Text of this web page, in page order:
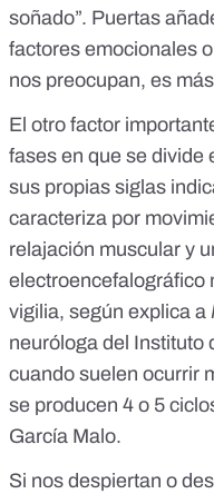
soñado”. Puertas
factores emocionales
nos preocupan, es
El otro factor
fases en que se divide
sus propias siglas
caracteriza por
relajación muscular y
electroencefalográfico
vigilia, según explica a
neuróloga del Instituto
cuando suelen ocurrir
se producen 4 o 5
García Malo.
Si nos despiertan o